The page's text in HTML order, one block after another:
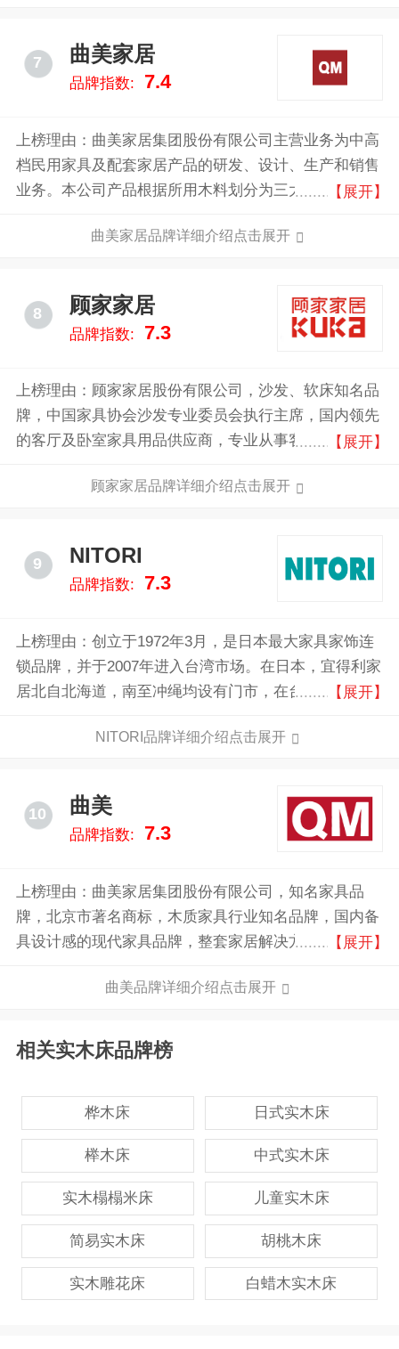
7 曲美家居
品牌指数: 7.4
上榜理由：曲美家居集团股份有限公司主营业务为中高
档民用家具及配套家居产品的研发、设计、生产和销售
业务。本公司产品根据所用木料划分为三大类实木类家
检验协会授予“全国家居行业质量领先品牌”、“全国产品
业”称号，被中华人民共和国工业和信息化部评为“智能
制造试点示范”企业称号，被中国建筑装饰协会评选
为“中国建筑装饰协会住宅装饰装修和部品产业分会会
【展开】
曲美家居品牌详细介绍点击展开
8 顾家家居
品牌指数: 7.3
上榜理由：顾家家居股份有限公司，沙发、软床知名品
牌，中国家具协会沙发专业委员会执行主席，国内领先
的客厅及卧室家具用品供应商，专业从事客厅及卧室家
康、舒适、环保的客厅及卧室家居产品。
【展开】
顾家家居品牌详细介绍点击展开
9 NITORI
品牌指数: 7.3
上榜理由：创立于1972年3月，是日本最大家具家饰连
锁品牌，并于2007年进入台湾市场。在日本，宜得利家
居北自北海道，南至冲绳均设有门市，在台湾也已经有
【展开】
NITORI品牌详细介绍点击展开
10 曲美
品牌指数: 7.3
上榜理由：曲美家居集团股份有限公司，知名家具品
牌，北京市著名商标，木质家具行业知名品牌，国内备
具设计感的现代家具品牌，整套家居解决方案的提供
【展开】
曲美品牌详细介绍点击展开
相关实木床品牌榜
桦木床 日式实木床
榉木床 中式实木床
实木榻榻米床 儿童实木床
简易实木床 胡桃木床
实木雕花床 白蜡木实木床